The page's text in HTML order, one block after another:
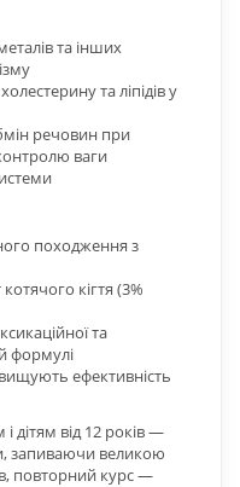
та інших
та ліпідів у
речовин при
ваги
походження з
кігтя (3%
та
формулі
ефективність
дітям від 12 років —
запиваючи великою
повторний курс —